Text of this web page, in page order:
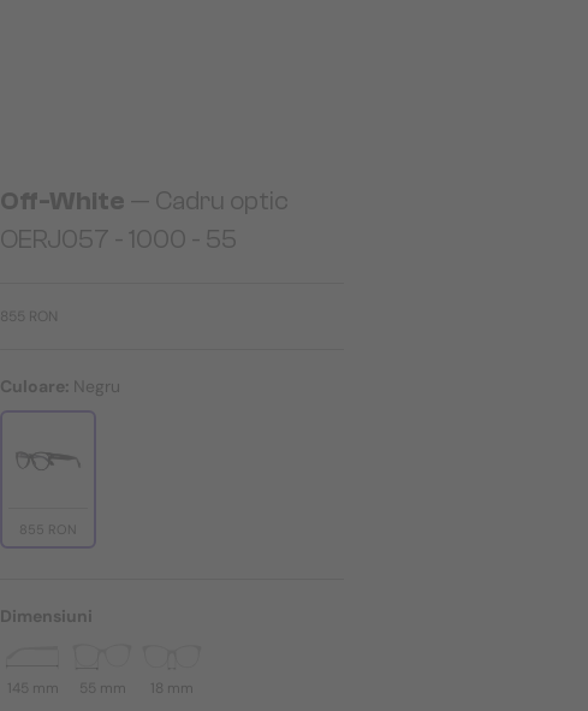
Off-White — Cadru optic
OERJ057 - 1000 - 55
855 RON
Culoare: Negru
855 RON
Dimensiuni
145 mm 55 mm 18 mm